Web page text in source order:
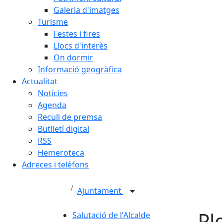
Galeria d'imatges
Turisme
Festes i fires
Llocs d'interès
On dormir
Informació geogràfica
Actualitat
Notícies
Agenda
Recull de premsa
Butlletí digital
RSS
Hemeroteca
Adreces i telèfons
Ajuntament
Salutació de l'Alcalde